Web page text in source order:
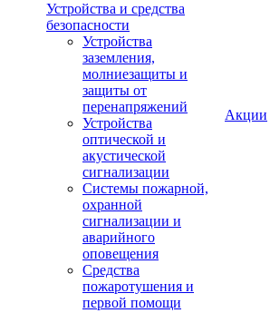
Устройства и средства
безопасности
Устройства
заземления,
молниезащиты и
защиты от
перенапряжений
Устройства
оптической и
акустической
сигнализации
Системы пожарной,
охранной
сигнализации и
аварийного
оповещения
Средства
пожаротушения и
первой помощи
Акции